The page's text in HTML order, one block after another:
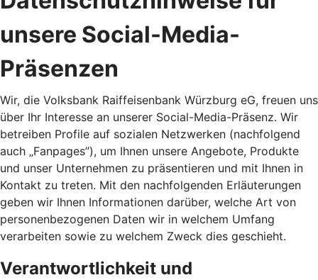
unsere Social-Media-
Präsenzen
Wir, die Volksbank Raiffeisenbank Würzburg eG, freuen uns
über Ihr Interesse an unserer Social-Media-Präsenz. Wir
betreiben Profile auf sozialen Netzwerken (nachfolgend
auch „Fanpages”), um Ihnen unsere Angebote, Produkte
und unser Unternehmen zu präsentieren und mit Ihnen in
Kontakt zu treten. Mit den nachfolgenden Erläuterungen
geben wir Ihnen Informationen darüber, welche Art von
personenbezogenen Daten wir in welchem Umfang
verarbeiten sowie zu welchem Zweck dies geschieht.
Verantwortlichkeit und